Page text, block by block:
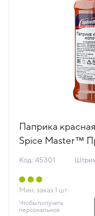
Паприка
Spice Master™
Код: 45301
Мин. заказ 1 шт
Чтобы получить
персональное